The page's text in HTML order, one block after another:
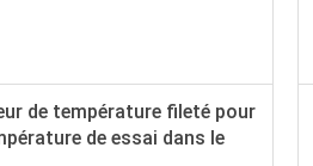
de température fileté pour
de essai dans le